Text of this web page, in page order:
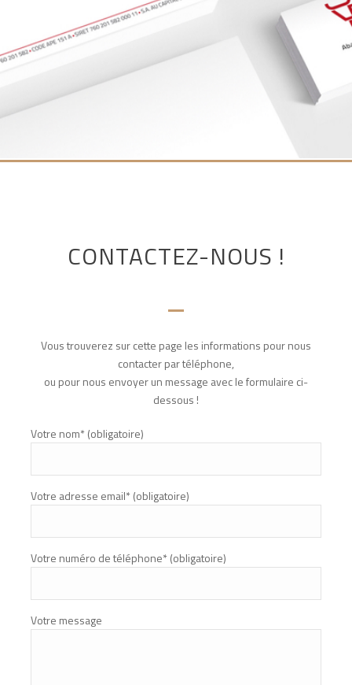
CONTACTEZ-NOUS !
Vous trouverez sur cette page les informations pour nous
contacter par téléphone,
ou pour nous envoyer un message avec le formulaire ci-
dessous !
Votre nom* (obligatoire)
Votre adresse email* (obligatoire)
Votre numéro de téléphone* (obligatoire)
Votre message